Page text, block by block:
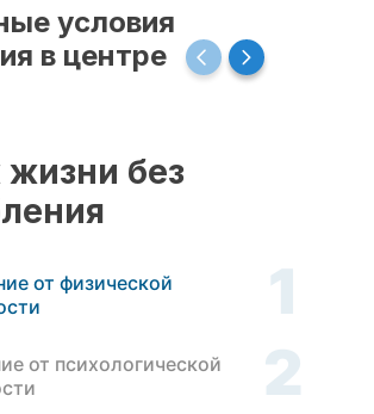
условия
в центре
жизни без
от физической
1
от психологической
2